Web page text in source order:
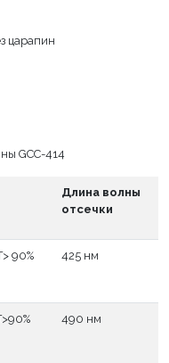
царапин
GCC-414
Длина волны
отсечки
90%
425 нм
490 нм